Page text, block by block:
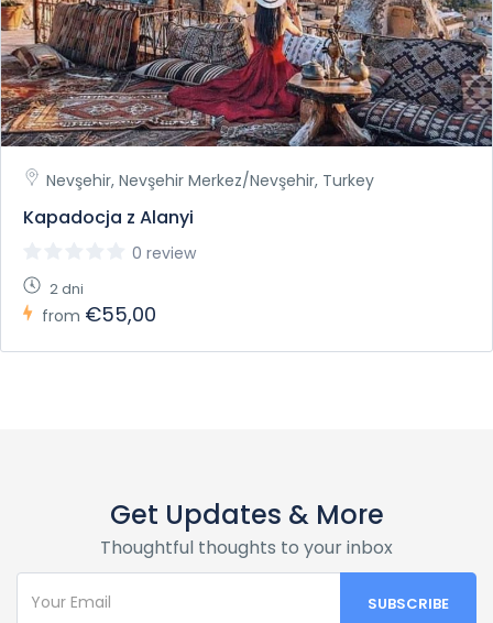
Nevşehir, Nevşehir Merkez/Nevşehir, Turkey
Kapadocja z Alanyi
0 review
2 dni
from €55,00
Get Updates & More
Thoughtful thoughts to your inbox